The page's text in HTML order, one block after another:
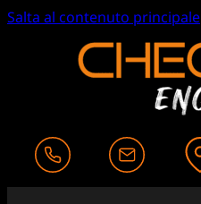
Salta al contenuto principale